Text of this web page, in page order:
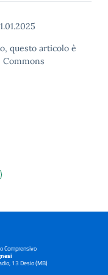
questo articolo è
Commons
Comprensivo
13 Desio (MB)
la pagina iniziale della scuola